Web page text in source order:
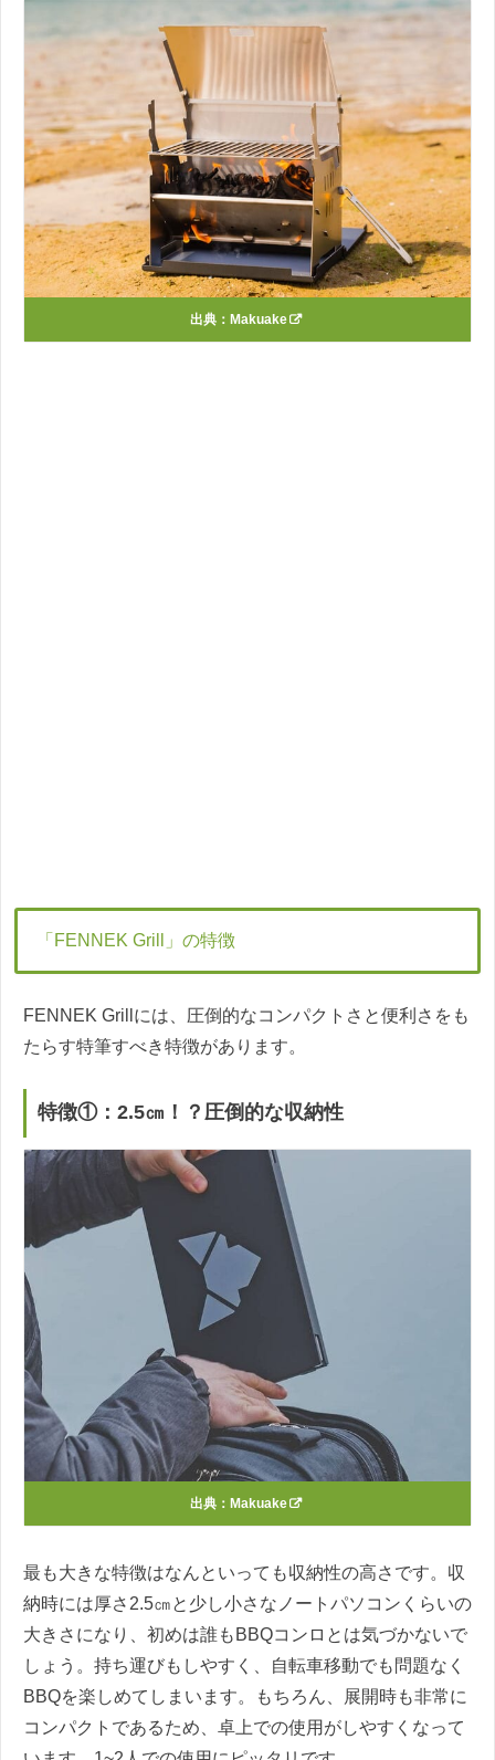
出典： Makuake
「FENNEK Grill」の特徴
FENNEK Grillには、圧倒的なコンパクトさと便利さをも
たらす特筆すべき特徴があります。
特徴①：2.5㎝！？圧倒的な収納性
出典： Makuake
最も大きな特徴はなんといっても収納性の高さです。収
納時には厚さ2.5㎝と少し小さなノートパソコンくらいの
大きさになり、初めは誰もBBQコンロとは気づかないで
しょう。持ち運びもしやすく、自転車移動でも問題なく
BBQを楽しめてしまいます。もちろん、展開時も非常に
コンパクトであるため、卓上での使用がしやすくなって